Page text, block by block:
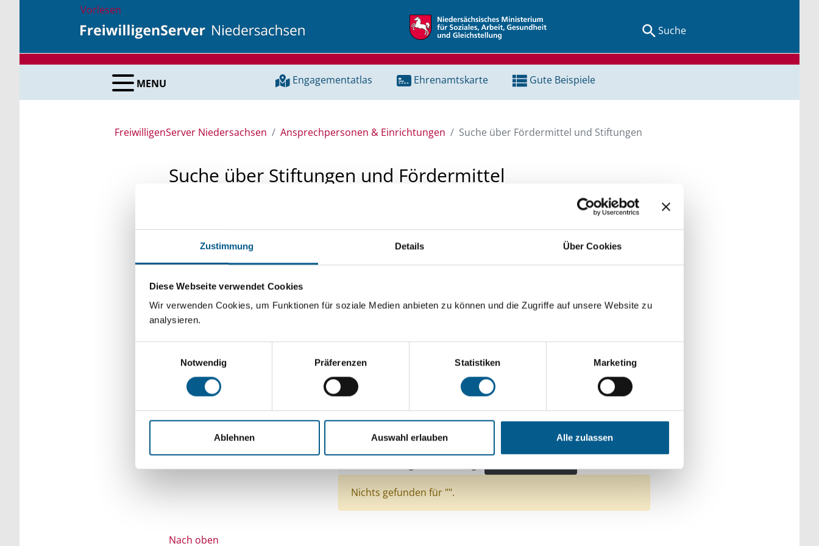
Zustimmung Details Über Cookies
Diese Webseite verwendet Cookies
Wir verwenden Cookies, um Funktionen für soziale Medien anbieten zu können und die Zugriffe auf unsere Website zu
analysieren.
Notwendig
Präferenzen Statistiken Marketing
Ablehnen Auswahl erlauben Alle zulassen
Vorlesen
Suche
MENU Engagementatlas Ehrenamtskarte Gute Beispiele
FreiwilligenServer Niedersachsen Ansprechpersonen & Einrichtungen Suche über Fördermittel und Stiftungen
Suche über Stiftungen und Fördermittel
Sie suchen finanzielle Unterstützung für ein Projekt oder ein Vorhaben? Hier können Sie direkt über
unsere Fördermitteldatenbank und Stiftungsdatenbank recherchieren. Bei der Suche bitte die Groß- und
Kleinschreibung beachten.
Bitte Suchbegriff eingeben. Ergebnisse können durch die Wahl von Bereichen oder Kategorien
verfeinert werden.
Suchen
Aktive Filter:
Themen: Wissenschaft und Forschung
Themen: Natur- & Umweltschutz
Themen: Integration
Nichts gefunden für "".
Nach oben